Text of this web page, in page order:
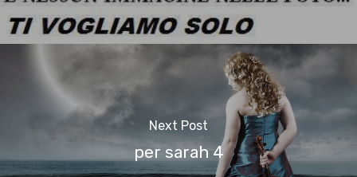
Next Post
per sarah 4